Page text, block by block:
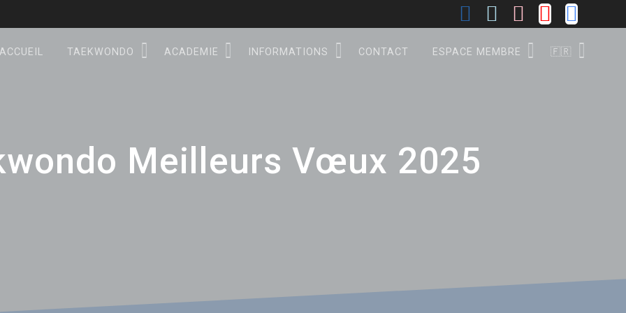
ACCUEIL TAEKWONDO ACADEMIE INFORMATIONS CONTACT ESPACE MEMBRE 🇫🇷
Meilleurs Vœux 2025